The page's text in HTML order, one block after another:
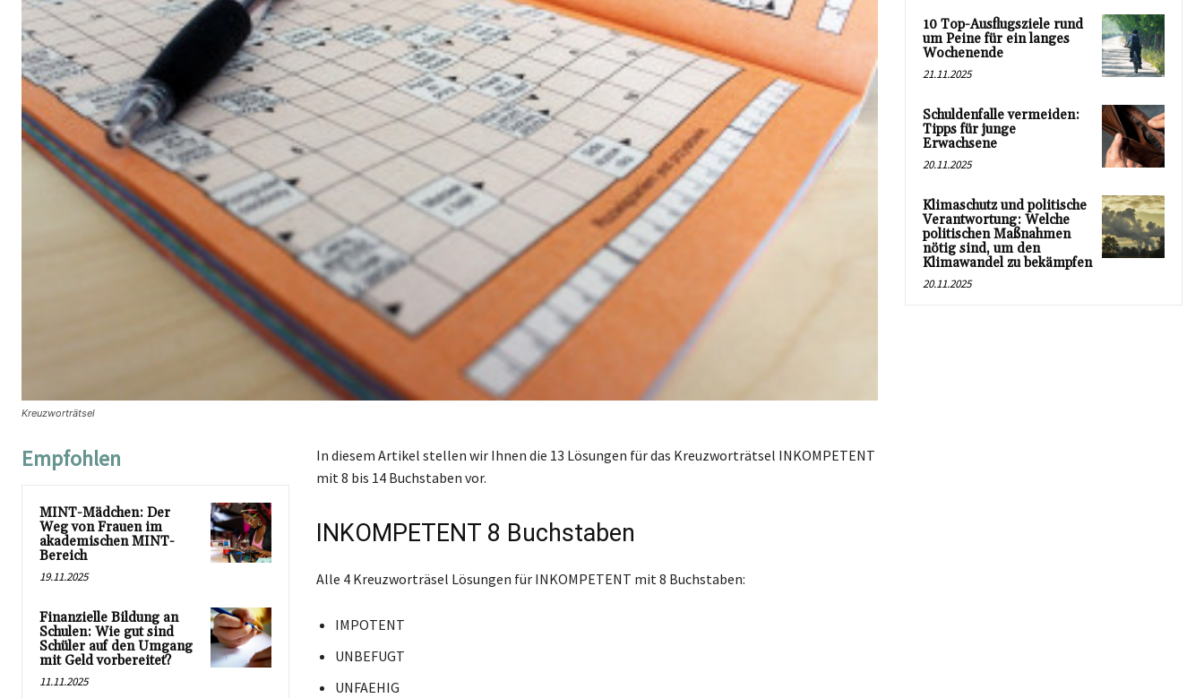
Kreuzworträtsel
Empfohlen
MINT-Mädchen: Der
Weg von Frauen im
akademischen MINT-
Bereich
19.11.2025
Finanzielle Bildung an
Schulen: Wie gut sind
Schüler auf den Umgang
mit Geld vorbereitet?
11.11.2025
In diesem Artikel stellen wir Ihnen die 13 Lösungen für das Kreuzworträtsel INKOMPETENT
mit 8 bis 14 Buchstaben vor.
INKOMPETENT 8 Buchstaben
Alle 4 Kreuzworträsel Lösungen für INKOMPETENT mit 8 Buchstaben:
IMPOTENT
UNBEFUGT
UNFAEHIG
10 Top-Ausflugsziele rund
um Peine für ein langes
Wochenende
21.11.2025
Schuldenfalle vermeiden:
Tipps für junge
Erwachsene
20.11.2025
Klimaschutz und politische
Verantwortung: Welche
politischen Maßnahmen
nötig sind, um den
Klimawandel zu bekämpfen
20.11.2025